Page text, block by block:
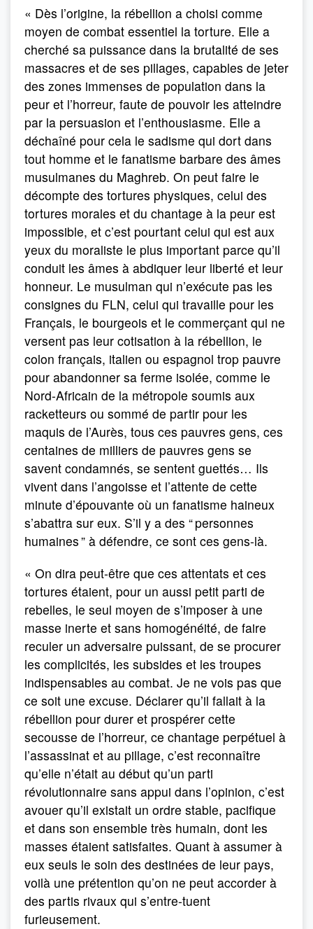
« Dès l’origine, la rébellion a choisi comme
moyen de combat essentiel la torture. Elle a
cherché sa puissance dans la brutalité de ses
massacres et de ses pillages, capables de jeter
des zones immenses de population dans la
peur et l’horreur, faute de pouvoir les atteindre
par la persuasion et l’enthousiasme. Elle a
déchaîné pour cela le sadisme qui dort dans
tout homme et le fanatisme barbare des âmes
musulmanes du Maghreb. On peut faire le
décompte des tortures physiques, celui des
tortures morales et du chantage à la peur est
impossible, et c’est pourtant celui qui est aux
yeux du moraliste le plus important parce qu’il
conduit les âmes à abdiquer leur liberté et leur
honneur. Le musulman qui n’exécute pas les
consignes du FLN, celui qui travaille pour les
Français, le bourgeois et le commerçant qui ne
versent pas leur cotisation à la rébellion, le
colon français, italien ou espagnol trop pauvre
pour abandonner sa ferme isolée, comme le
Nord-Africain de la métropole soumis aux
racketteurs ou sommé de partir pour les
maquis de l’Aurès, tous ces pauvres gens, ces
centaines de milliers de pauvres gens se
savent condamnés, se sentent guettés… Ils
vivent dans l’angoisse et l’attente de cette
minute d’épouvante où un fanatisme haineux
s’abattra sur eux. S’il y a des “ personnes
humaines ” à défendre, ce sont ces gens-là.
« On dira peut-être que ces attentats et ces
tortures étaient, pour un aussi petit parti de
rebelles, le seul moyen de s’imposer à une
masse inerte et sans homogénéité, de faire
reculer un adversaire puissant, de se procurer
les complicités, les subsides et les troupes
indispensables au combat. Je ne vois pas que
ce soit une excuse. Déclarer qu’il fallait à la
rébellion pour durer et prospérer cette
secousse de l’horreur, ce chantage perpétuel à
l’assassinat et au pillage, c’est reconnaître
qu’elle n’était au début qu’un parti
révolutionnaire sans appui dans l’opinion, c’est
avouer qu’il existait un ordre stable, pacifique
et dans son ensemble très humain, dont les
masses étaient satisfaites. Quant à assumer à
eux seuls le soin des destinées de leur pays,
voilà une prétention qu’on ne peut accorder à
des partis rivaux qui s’entre-tuent
furieusement.